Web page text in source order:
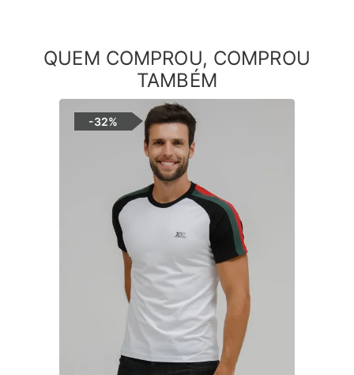
QUEM COMPROU, COMPROU
TAMBÉM
-32%